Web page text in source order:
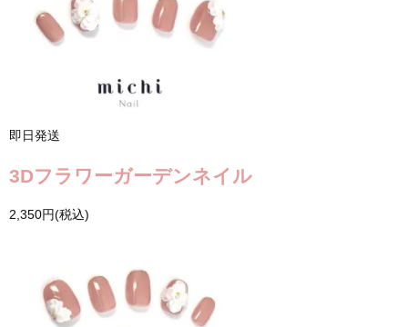
即日発送
3Dフラワーガーデンネイル
2,350円(税込)